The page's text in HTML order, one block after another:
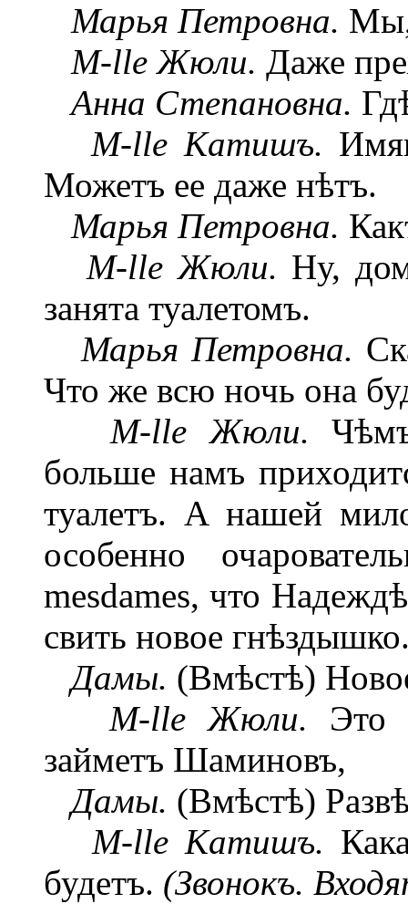
Марья Петровна. Мы,
M-lle Жюли. Даже
Анна Степановна.
M-lle Катишъ.
Можетъ ее даже нѣтъ.
Марья Петровна.
M-lle Жюли. Ну,
занята туалетомъ.
Марья Петровна.
Что же всю ночь она
M-lle Жюли.
больше намъ
туалетъ. А нашей
особенно
mesdames, что
свить новое
Дамы. (Вмѣстѣ)
M-lle Жюли. Это
займетъ Шаминовъ,
Дамы. (Вмѣстѣ)
M-lle Катишъ.
будетъ. (Звонокъ.